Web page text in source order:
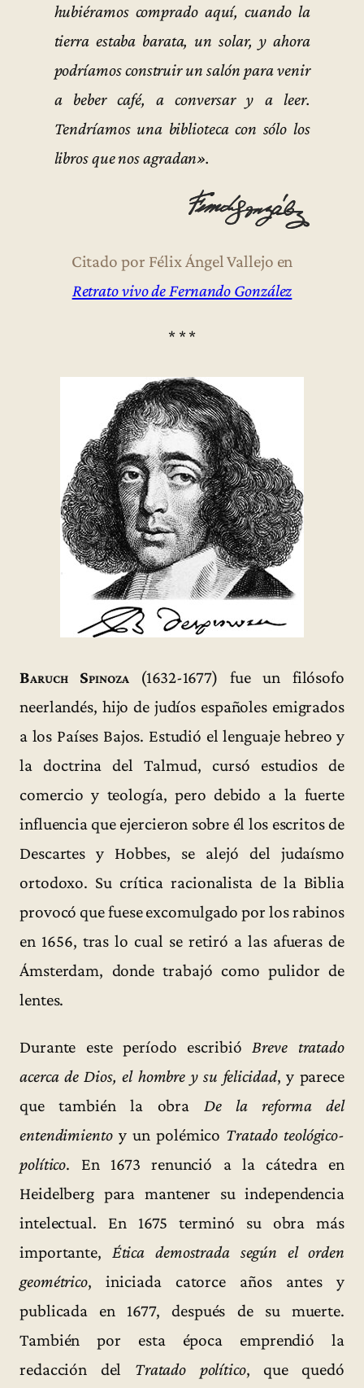
hubiéramos comprado aquí, cuando la
tierra estaba barata, un solar, y ahora
podríamos construir un salón para venir
a beber café, a conversar y a leer.
Tendríamos una biblioteca con sólo los
libros que nos agradan».
Citado por Félix Ángel Vallejo en
Retrato vivo de Fernando González
* * *
Baruch Spinoza(1632-1677) fue un filósofo
neerlandés, hijo de judíos españoles emigrados
a los Países Bajos. Estudió el lenguaje hebreo y
la doctrina del Talmud, cursó estudios de
comercio y teología, pero debido a la fuerte
influencia que ejercieron sobre él los escritos de
Descartes y Hobbes, se alejó del judaísmo
ortodoxo. Su crítica racionalista de la Biblia
provocó que fuese excomulgado por los rabinos
en 1656, tras lo cual se retiró a las afueras de
Ámsterdam, donde trabajó como pulidor de
lentes.
Durante este período escribió Breve tratado
acerca de Dios, el hombre y su felicidad, y parece
que también la obra De la reforma del
entendimientoy un polémico Tratado teológico-
político. En 1673 renunció a la cátedra en
Heidelberg para mantener su independencia
intelectual. En 1675 terminó su obra más
importante, Ética demostrada según el orden
geométrico, iniciada catorce años antes y
publicada en 1677, después de su muerte.
También por esta época emprendió la
redacción del Tratado político, que quedó